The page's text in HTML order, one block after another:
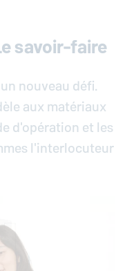
savoir-faire
nouveau défi.
aux matériaux
d'opération et les
l'interlocuteur